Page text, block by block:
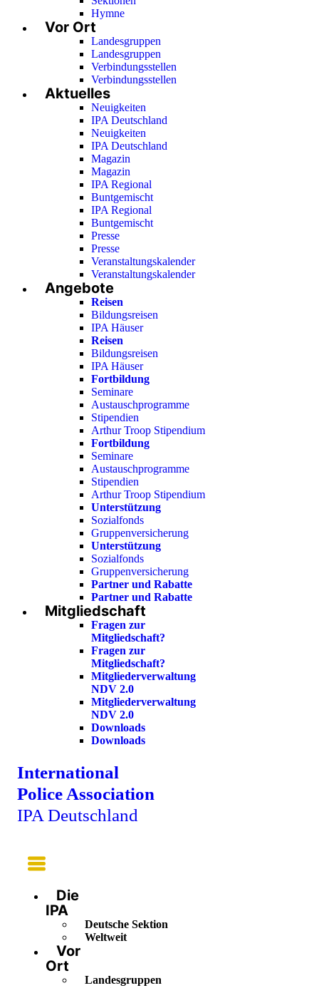
Hymne
Vor Ort
Landesgruppen
Landesgruppen
Verbindungsstellen
Verbindungsstellen
Aktuelles
Neuigkeiten
IPA Deutschland
Neuigkeiten
IPA Deutschland
Magazin
Magazin
IPA Regional
Buntgemischt
IPA Regional
Buntgemischt
Presse
Presse
Veranstaltungskalender
Veranstaltungskalender
Angebote
Reisen
Bildungsreisen
IPA Häuser
Reisen
Bildungsreisen
IPA Häuser
Fortbildung
Seminare
Austauschprogramme
Stipendien
Arthur Troop Stipendium
Fortbildung
Seminare
Austauschprogramme
Stipendien
Arthur Troop Stipendium
Unterstützung
Sozialfonds
Gruppenversicherung
Unterstützung
Sozialfonds
Gruppenversicherung
Partner und Rabatte
Partner und Rabatte
Mitgliedschaft
Fragen zur
Mitgliedschaft?
Fragen zur
Mitgliedschaft?
Mitgliederverwaltung
NDV 2.0
Mitgliederverwaltung
NDV 2.0
Downloads
Downloads
International
Police Association
IPA Deutschland
Main
Menu
Die
IPA
Deutsche Sektion
Weltweit
Vor
Ort
Landesgruppen